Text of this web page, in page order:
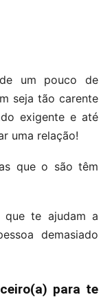
um pouco de
seja tão carente
exigente e até
uma relação!
que o são têm
que te ajudam a
demasiado
para te